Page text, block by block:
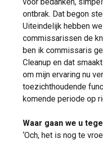
ontbrak. Dat begon
Uiteindelijk hebben
commissarissen de
ben ik commissaris
Cleanup en dat
om mijn ervaring nu
toezichthoudende
komende periode op
Waar gaan we u
‘Och, het is nog te